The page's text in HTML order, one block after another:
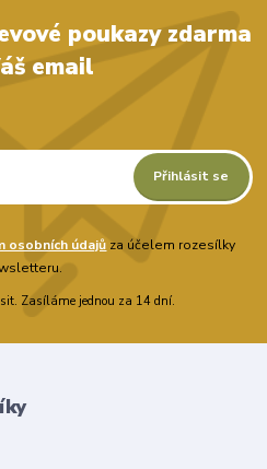
poukazy zdarma
email
Přihlásit se
osobních údajů za účelem rozesílky
Zasíláme jednou za 14 dní.